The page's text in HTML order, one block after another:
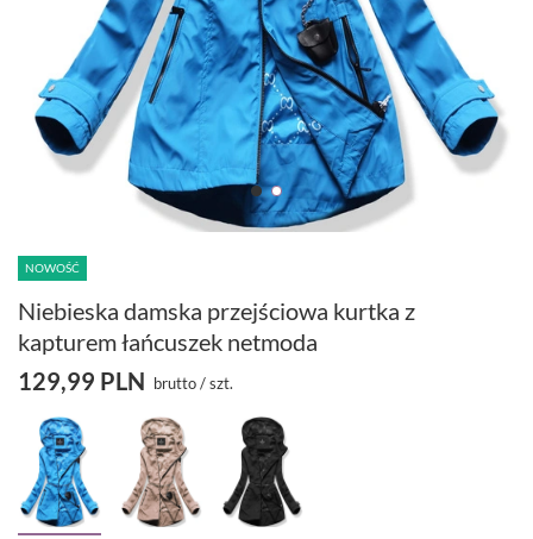
NOWOŚĆ
Niebieska damska przejściowa kurtka z
kapturem łańcuszek netmoda
129,99 PLN brutto/szt.